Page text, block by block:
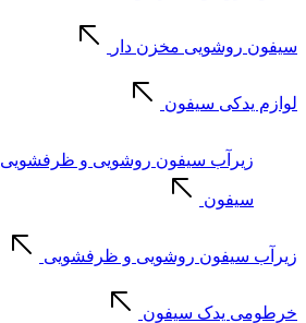
سیفون روشویی مخزن دار
لوازم یدکی سیفون
زیرآب سیفون روشویی و ظرفشویی
سیفون
زیرآب سیفون روشویی و ظرفشویی
خرطومی یدک سیفون